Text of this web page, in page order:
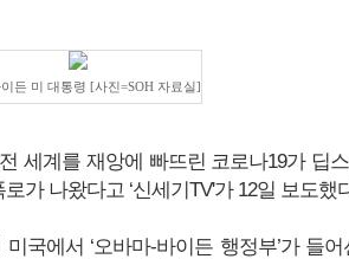
든 미 대통령 [사진=SOH 자료실]
세계를 재앙에 빠뜨린 코로나19가 딥
로가 나왔다고 ‘신세기TV'가 12일 보도했
미국에서 ‘오바마-바이든 행정부’가 들